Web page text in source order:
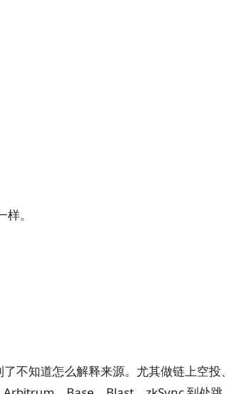
。
不知道怎么解释来源。尤其做链上空投、